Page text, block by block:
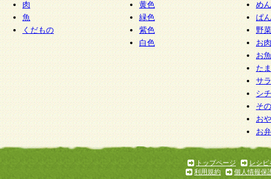
肉
魚
くだもの
黄色
緑色
紫色
白色
めん
ぱん
野
お
お
た
サ
シ
そ
お
お
トップページ
レシピ
利用規約
個人情報保